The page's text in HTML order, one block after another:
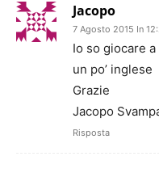
Jacopo
7 Agosto 2015 In
Io so giocare
un po’ inglese
Grazie
Jacopo
Risposta